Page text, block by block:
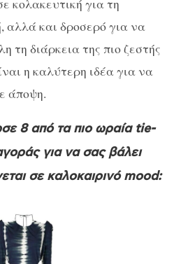
αλλά και δροσερό για να
τη διάρκεια της πιο ζεστής
η καλύτερη ιδέα για να
άποψη.
8 από τα πιο ωραία tie-
για να σας βάλει
σε καλοκαιρινό mood: